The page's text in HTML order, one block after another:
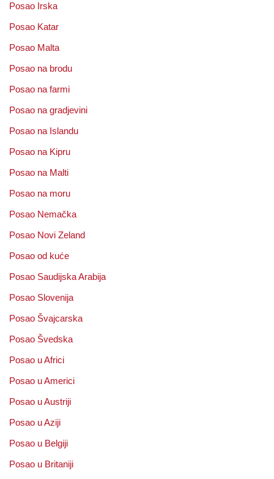
Posao Irska
Posao Katar
Posao Malta
Posao na brodu
Posao na farmi
Posao na gradjevini
Posao na Islandu
Posao na Kipru
Posao na Malti
Posao na moru
Posao Nemačka
Posao Novi Zeland
Posao od kuće
Posao Saudijska Arabija
Posao Slovenija
Posao Švajcarska
Posao Švedska
Posao u Africi
Posao u Americi
Posao u Austriji
Posao u Aziji
Posao u Belgiji
Posao u Britaniji